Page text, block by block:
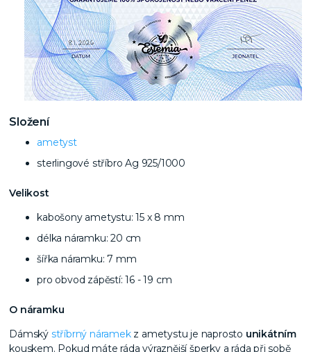
Složení
ametyst
sterlingové stříbro Ag 925/1000
Velikost
kabošony ametystu: 15 x 8 mm
délka náramku: 20 cm
šířka náramku: 7 mm
pro obvod zápěstí: 16 - 19 cm
O náramku
Dámský stříbrný náramekz ametystu je naprosto unikátním
kouskem. Pokud máte ráda výraznější šperky a ráda při sobě